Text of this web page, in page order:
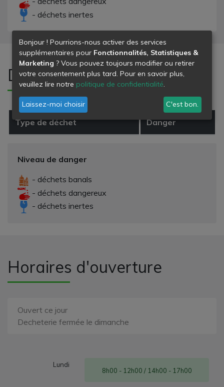
- déchets inertes
Déchets refusés
Type de déchet Danger
Niveau de danger
- déchets banals
- déchets dangereux
- déchets inertes
Horaires d'ouverture
Ouvert ce jour
Decheterie fermée le dimanche
Lundi
8h00 - 12h00 / 14h00 - 17h00
Bonjour ! Pourrions-nous activer des services
supplémentaires pour Fonctionnalités, Statistiques &
Marketing ? Vous pouvez toujours modifier ou retirer
votre consentement plus tard. Pour en savoir plus,
veuillez lire notre politique de confidentialité.
Laissez-moi choisir C'est bon.